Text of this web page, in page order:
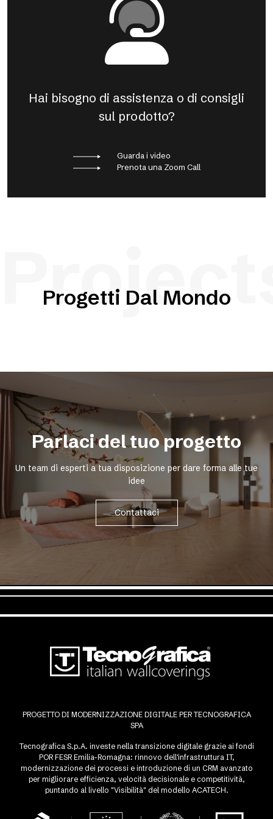
Hai bisogno di assistenza o di consigli
sul prodotto?
Guarda i video
Prenota una Zoom Call
Progetti Dal Mondo
Parlaci del tuo progetto
Un team di esperti a tua disposizione per dare forma alle tue
idee
Contattaci
PROGETTO DI MODERNIZZAZIONE DIGITALE PER TECNOGRAFICA
SPA
Tecnografica S.p.A. investe nella transizione digitale grazie ai fondi
POR FESR Emilia-Romagna: rinnovo dell'infrastruttura IT,
modernizzazione dei processi e introduzione di un CRM avanzato
per migliorare efficienza, velocità decisionale e competitività,
puntando al livello "Visibilità" del modello ACATECH.